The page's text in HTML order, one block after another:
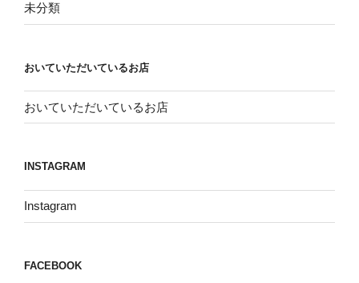
未分類
おいていただいているお店
おいていただいているお店
INSTAGRAM
Instagram
FACEBOOK